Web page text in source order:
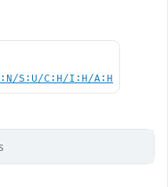
S:U/C:H/I:H/A:H